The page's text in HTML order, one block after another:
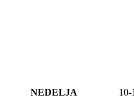
NEDELJA 10-